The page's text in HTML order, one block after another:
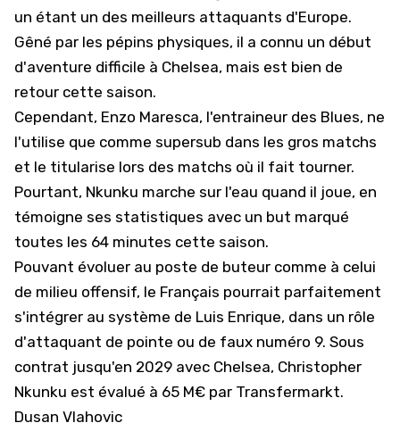
un étant un des meilleurs attaquants d'Europe.
Gêné par les pépins physiques, il a connu un début
d'aventure difficile à Chelsea, mais est bien de
retour cette saison.
Cependant, Enzo Maresca, l'entraineur des Blues, ne
l'utilise que comme supersub dans les gros matchs
et le titularise lors des matchs où il fait tourner.
Pourtant, Nkunku marche sur l'eau quand il joue, en
témoigne ses statistiques avec un but marqué
toutes les 64 minutes cette saison.
Pouvant évoluer au poste de buteur comme à celui
de milieu offensif, le Français pourrait parfaitement
s'intégrer au système de Luis Enrique, dans un rôle
d'attaquant de pointe ou de faux numéro 9. Sous
contrat jusqu'en 2029 avec Chelsea, Christopher
Nkunku est évalué à 65 M€ par Transfermarkt.
Dusan Vlahovic